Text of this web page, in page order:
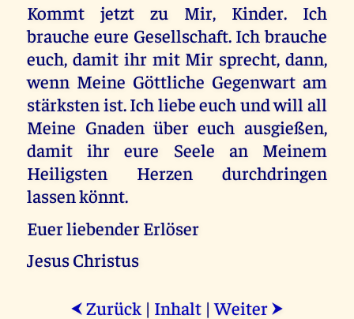
Kommt jetzt zu Mir, Kinder. Ich
brauche eure Gesellschaft. Ich brauche
euch, damit ihr mit Mir sprecht, dann,
wenn Meine Göttliche Gegenwart am
stärksten ist. Ich liebe euch und will all
Meine Gnaden über euch ausgießen,
damit ihr eure Seele an Meinem
Heiligsten Herzen durchdringen
lassen könnt.
Euer liebender Erlöser
Jesus Christus
⮜ Zurück | Inhalt |Weiter ⮞